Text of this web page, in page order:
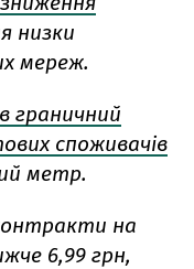
низки
мереж.
граничний
споживачів
метр.
на
6,99 грн,